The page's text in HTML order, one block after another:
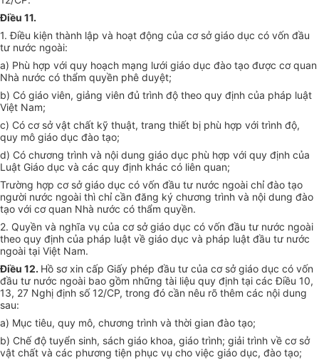
Điều 11.
1. Điều kiện thành lập và hoạt động của cơ sở giáo dục có vốn đầu
tư nước ngoài:
a) Phù hợp với quy hoạch mạng lưới giáo dục đào tạo được cơ quan
Nhà nước có thẩm quyền phê duyệt;
b) Có giáo viên, giảng viên đủ trình độ theo quy định của pháp luật
Việt Nam;
c) Có cơ sở vật chất kỹ thuật, trang thiết bị phù hợp với trình độ,
quy mô giáo dục đào tạo;
d) Có chương trình và nội dung giáo dục phù hợp với quy định của
Luật Giáo dục và các quy định khác có liên quan;
Trường hợp cơ sở giáo dục có vốn đầu tư nước ngoài chỉ đào tạo
người nước ngoài thì chỉ cần đăng ký chương trình và nội dung đào
tạo với cơ quan Nhà nước có thẩm quyền.
2. Quyền và nghĩa vụ của cơ sở giáo dục có vốn đầu tư nước ngoài
theo quy định của pháp luật về giáo dục và pháp luật đầu tư nước
ngoài tại Việt Nam.
Điều 12. Hồ sơ xin cấp Giấy phép đầu tư của cơ sở giáo dục có vốn
đầu tư nước ngoài bao gồm những tài liệu quy định tại các Điều 10,
13, 27 Nghị định số 12/CP, trong đó cần nêu rõ thêm các nội dung
sau:
a) Mục tiêu, quy mô, chương trình và thời gian đào tạo;
b) Chế độ tuyển sinh, sách giáo khoa, giáo trình; giải trình về cơ sở
vật chất và các phương tiện phục vụ cho việc giáo dục, đào tạo;